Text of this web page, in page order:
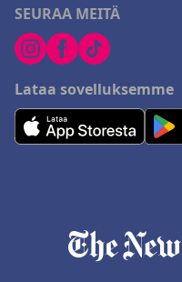
SEURAA MEITÄ
Lataa sovelluksemme